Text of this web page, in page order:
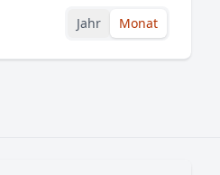
Jahr Monat